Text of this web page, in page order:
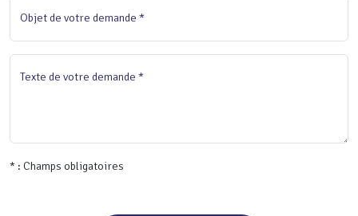
Objet de votre demande *
Texte de votre demande *
* : Champs obligatoires